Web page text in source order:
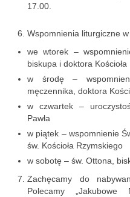
Sakrament
Sakrament
Galeria
Galerie 2026
Niedziela
Wielki
Wielki Piątek
17.00.
Wspomnienia liturgiczne
we wtorek –
biskupa i doktora Kościoła
w środę –
męczennika, doktora
w czwartek –
Pawła
w piątek – wspomnienie
św. Kościoła Rzymskiego
w sobotę – św. Ottona,
Zachęcamy do
Polecamy